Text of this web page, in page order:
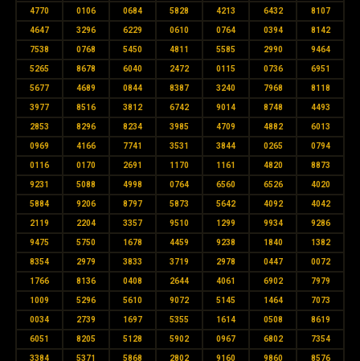
4770 0106 0684 5828 4213 6432 8107
4647 3296 6229 0610 0764 0394 8142
7538 0768 5450 4811 5585 2990 9464
5265 8678 6040 2472 0115 0736 6951
5677 4689 0844 8387 3240 7968 8118
3977 8516 3812 6742 9014 8748 4493
2853 8296 8234 3985 4709 4882 6013
0969 4166 7741 3531 3844 0265 0794
0116 0170 2691 1170 1161 4820 8873
9231 5088 4998 0764 6560 6526 4020
5884 9206 8797 5873 5642 4092 4042
2119 2204 3357 9510 1299 9934 9286
9475 5750 1678 4459 9238 1840 1382
8354 2979 3833 3719 2978 0447 0072
1766 8136 0408 2644 4061 6902 7979
1009 5296 5610 9072 5145 1464 7073
0034 2739 1697 5355 1614 0508 8619
6051 8205 5128 5902 0967 6802 7354
3384 5371 5868 2802 9160 9860 8576